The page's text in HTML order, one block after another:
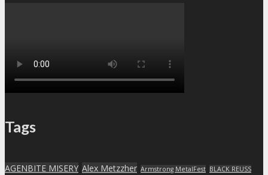
Tags
AGENBITE MISERY Alex Metzzher Armstrong MetalFest BLACK REUSS